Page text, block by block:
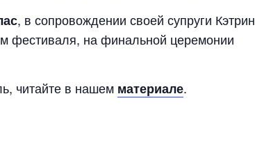
, в сопровождении своей супруги Кэтрин
фестиваля, на финальной церемонии
читайте в нашем материале.